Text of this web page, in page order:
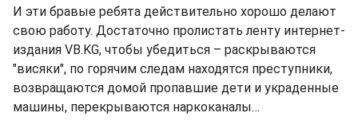
И эти бравые ребята действительно хорошо делают
свою работу. Достаточно пролистать ленту интернет-
издания VB.KG, чтобы убедиться – раскрываются
"висяки", по горячим следам находятся преступники,
возвращаются домой пропавшие дети и украденные
машины, перекрываются наркоканалы…